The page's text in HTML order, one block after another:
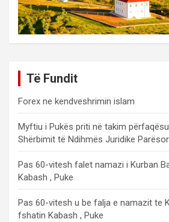
Të Fundit
Forex ne kendveshrimin islam
Myftiu i Pukës priti në takim
Shërbimit të Ndihmës Juridike
Pas 60-vitesh falet namazi i Kurban
Kabash , Puke
Pas 60-vitesh u be falja e namazit te
fshatin Kabash , Puke